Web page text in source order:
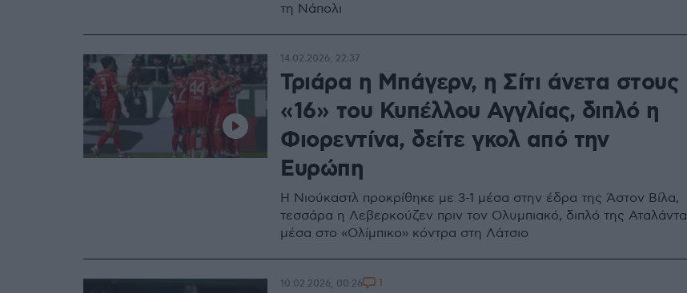
τη Νάπολι
Τριάρα η Μπάγερν, η Σίτι άνετα στους
«16» του Κυπέλλου Αγγλίας, διπλό η
Φιορεντίνα, δείτε γκολ από την
Ευρώπη
Η Νιούκαστλ προκρίθηκε με 3-1 μέσα στην έδρα της Άστον Βίλα,
τεσσάρα η Λεβερκούζεν πριν τον Ολυμπιακό, διπλό της Αταλάντα
μέσα στο «Ολίμπικο» κόντρα στη Λάτσιο
14.02.2026, 22:37
10.02.2026, 00:26 1